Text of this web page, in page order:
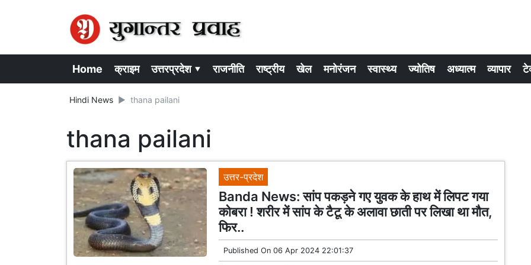
Home क्राइम उत्तरप्रदेश ▾ राजनीति राष्ट्रीय खेल मनोरंजन स्वास्थ्य ज्योतिष अध्यात्म व्यापार
Hindi News thana pailani
thana pailani
उत्तर-प्रदेश
Banda News: सांप पकड़ने गए युवक के हाथ में लिपट गया
कोबरा ! शरीर में सांप के टैटू के अलावा छाती पर लिखा था मौत,
फिर..
Published On 06 Apr 2024 22:01:37